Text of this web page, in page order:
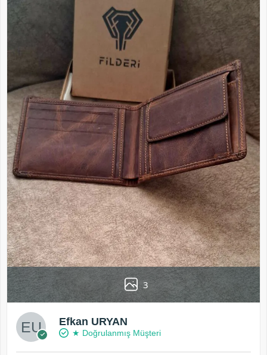
3
Efkan URYAN
★ Doğrulanmış Müşteri